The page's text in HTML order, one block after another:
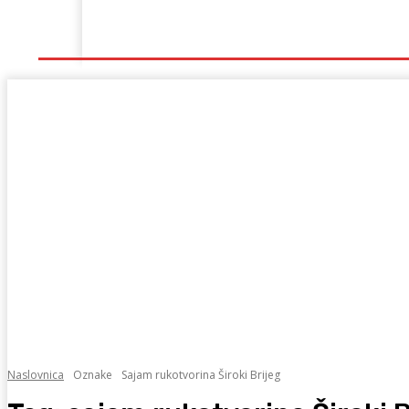
Naslovnica Oznake Sajam rukotvorina Široki Brijeg